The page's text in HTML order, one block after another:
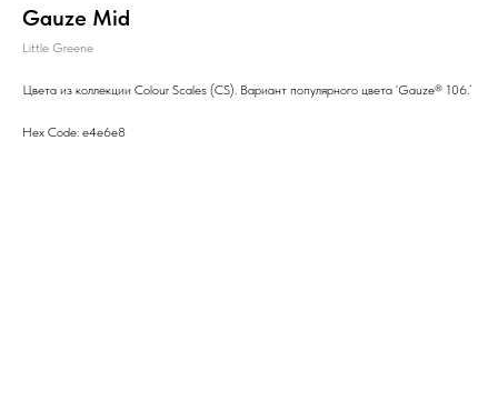
Gauze Mid
Little Greene
Цвета из коллекции Colour Scales (CS). Вариант популярного цвета ‘Gauze® 106.’
Hex Code: e4e6e8